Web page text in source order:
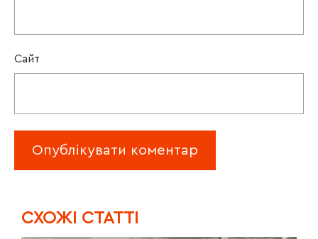
Сайт
CХОЖІ СТАТТІ